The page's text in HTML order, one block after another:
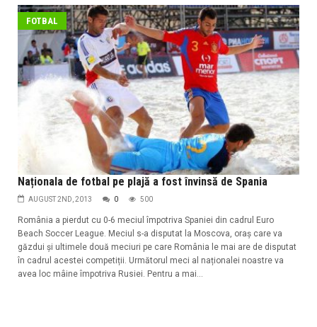
FOTBAL
Naționala de fotbal pe plajă a fost învinsă de Spania
AUGUST 2ND, 2013 0 500
România a pierdut cu 0-6 meciul împotriva Spaniei din cadrul Euro
Beach Soccer League. Meciul s-a disputat la Moscova, oraș care va
găzdui și ultimele două meciuri pe care România le mai are de disputat
în cadrul acestei competiții. Următorul meci al naționalei noastre va
avea loc mâine împotriva Rusiei. Pentru a mai...